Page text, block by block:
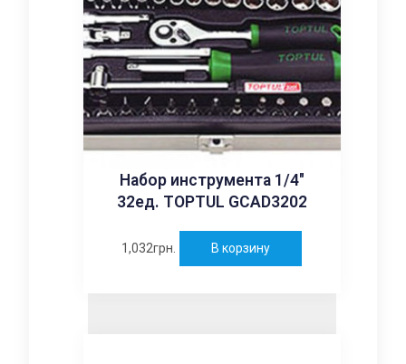
Набор инструмента 1/4″
32ед. TOPTUL GCAD3202
1,032грн. В корзину